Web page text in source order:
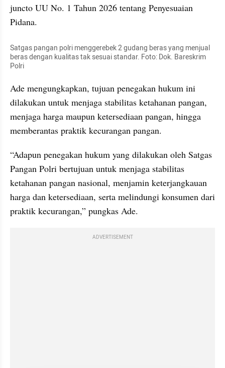
juncto UU No. 1 Tahun 2026 tentang Penyesuaian
Pidana.
Satgas pangan polri menggerebek 2 gudang beras yang menjual
beras dengan kualitas tak sesuai standar. Foto: Dok. Bareskrim
Polri
Ade mengungkapkan, tujuan penegakan hukum ini
dilakukan untuk menjaga stabilitas ketahanan pangan,
menjaga harga maupun ketersediaan pangan, hingga
memberantas praktik kecurangan pangan.
“Adapun penegakan hukum yang dilakukan oleh Satgas
Pangan Polri bertujuan untuk menjaga stabilitas
ketahanan pangan nasional, menjamin keterjangkauan
harga dan ketersediaan, serta melindungi konsumen dari
praktik kecurangan,” pungkas Ade.
ADVERTISEMENT